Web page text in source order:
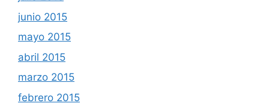
junio 2015
mayo 2015
abril 2015
marzo 2015
febrero 2015